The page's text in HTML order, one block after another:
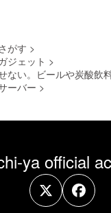
がす >
ジェット >
ない。ビールや炭酸飲
ーバー >
ya official